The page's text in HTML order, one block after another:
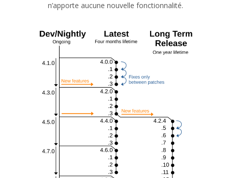
n’apporte aucune nouvelle fonctionnalité.